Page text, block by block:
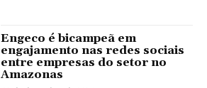
Engeco é bicampeã em
engajamento nas redes sociais
entre empresas do setor no
Amazonas